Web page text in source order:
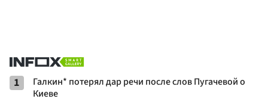
1
Галкин* потерял дар речи после слов Пугачевой о
Киеве